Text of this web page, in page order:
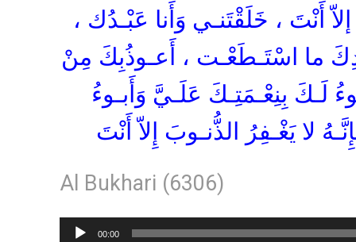
أَنْتَ ، خَلَقْتَنـي وَأَنا عَبْـدُك ،
ما اسْتَـطَعْـت ، أَعـوذُبِكَ مِنْ
لَـكَ بِنِعْـمَتِـكَ عَلَـيَّ وَأَبـوءُ
لا يَغْـفِرُ الذُّنـوبَ إِلاّ أَنْتَ
Al Bukhari (6306)
Lecteur00:00